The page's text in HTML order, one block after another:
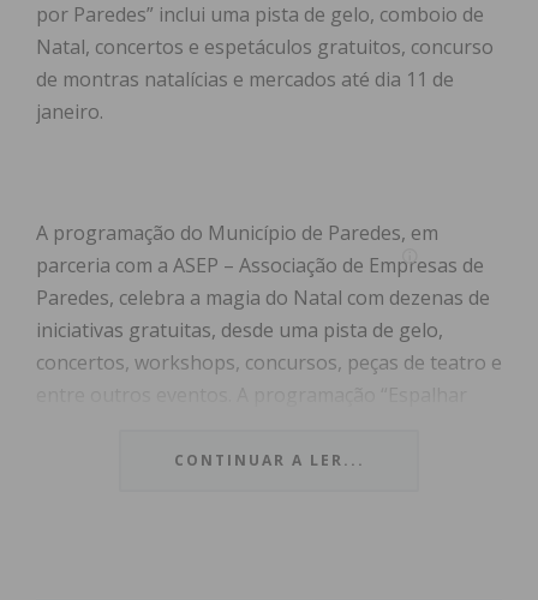
por Paredes” inclui uma pista de gelo, comboio de
Natal, concertos e espetáculos gratuitos, concurso
de montras natalícias e mercados até dia 11 de
janeiro.
A programação do Município de Paredes, em
parceria com a ASEP – Associação de Empresas de
Paredes, celebra a magia do Natal com dezenas de
iniciativas gratuitas, desde uma pista de gelo,
concertos, workshops, concursos, peças de teatro e
Natal e com a inauguração da iluminação, no dia 30
CONTINUAR A LER...